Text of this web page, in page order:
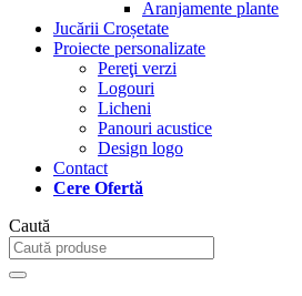
Aranjamente plante
Jucării Croșetate
Proiecte personalizate
Pereţi verzi
Logouri
Licheni
Panouri acustice
Design logo
Contact
Cere Ofertă
Caută